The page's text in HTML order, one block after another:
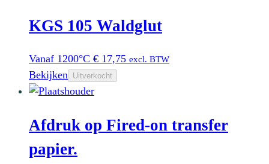
KGS 105 Waldglut
Vanaf 1200°C € 17,75 excl. BTW
Bekijken Uitverkocht
Afdruk op Fired-on transfer
papier.